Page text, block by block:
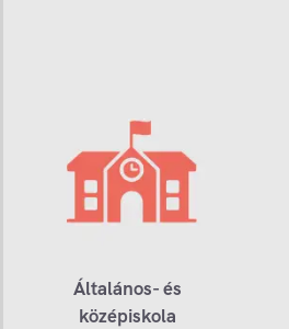
Általános- és
középiskola